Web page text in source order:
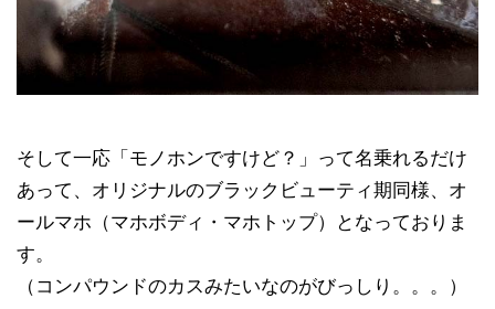
そして一応「モノホンですけど？」って名乗れるだけ
あって、オリジナルのブラックビューティ期同様、オ
ールマホ（マホボディ・マホトップ）となっておりま
す。
（コンパウンドのカスみたいなのがびっしり。。。）